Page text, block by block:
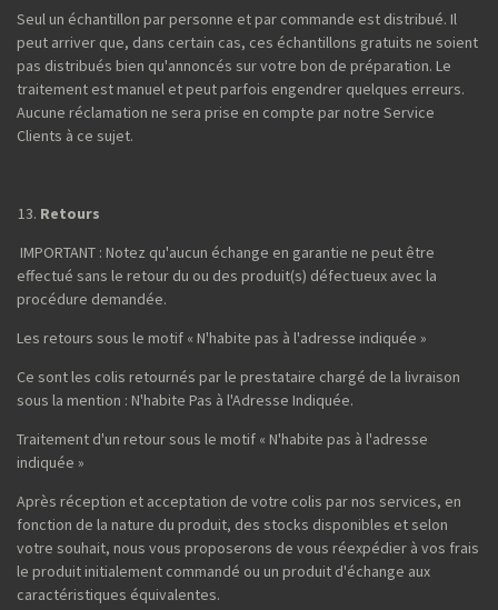
Seul un échantillon par personne et par commande est distribué. Il
peut arriver que, dans certain cas, ces échantillons gratuits ne soient
pas distribués bien qu'annoncés sur votre bon de préparation. Le
traitement est manuel et peut parfois engendrer quelques erreurs.
Aucune réclamation ne sera prise en compte par notre Service
Clients à ce sujet.
Retours
IMPORTANT : Notez qu'aucun échange en garantie ne peut être
effectué sans le retour du ou des produit(s) défectueux avec la
procédure demandée.
Les retours sous le motif « N'habite pas à l'adresse indiquée »
Ce sont les colis retournés par le prestataire chargé de la livraison
sous la mention : N'habite Pas à l'Adresse Indiquée.
Traitement d'un retour sous le motif « N'habite pas à l'adresse
indiquée »
Après réception et acceptation de votre colis par nos services, en
fonction de la nature du produit, des stocks disponibles et selon
votre souhait, nous vous proposerons de vous réexpédier à vos frais
le produit initialement commandé ou un produit d'échange aux
caractéristiques équivalentes.